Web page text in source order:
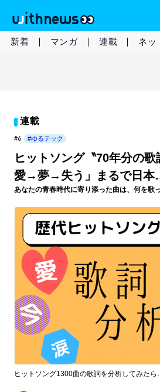
新着 マンガ 連載 ネッ
連載
#6 #ゆるテック
ヒットソング〝70年分の
愛→夢→失う」まるで日
あなたの青春時代に寄り添った曲は、何を歌
ヒットソング1300曲の歌詞を分析してみた